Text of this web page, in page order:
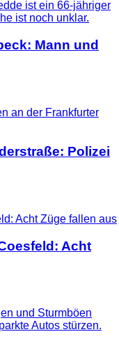
Mann und
Polizei
Acht